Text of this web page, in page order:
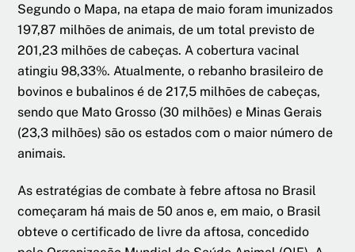
Segundo o Mapa, na etapa de maio foram imunizados
197,87 milhões de animais, de um total previsto de
201,23 milhões de cabeças. A cobertura vacinal
atingiu 98,33%. Atualmente, o rebanho brasileiro de
bovinos e bubalinos é de 217,5 milhões de cabeças,
sendo que Mato Grosso (30 milhões) e Minas Gerais
(23,3 milhões) são os estados com o maior número de
animais.
As estratégias de combate à febre aftosa no Brasil
começaram há mais de 50 anos e, em maio, o Brasil
obteve o certificado de livre da aftosa, concedido